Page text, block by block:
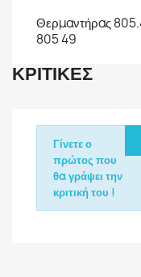
Θερμαντήρας
805 49
ΚΡΙΤΙΚΈΣ
Γίνετε ο
πρώτος που
θα γράψει την
κριτική του !